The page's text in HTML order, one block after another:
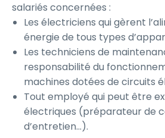
salariés concernées :
Les électriciens qui gèrent
énergie de tous types
Les techniciens de
responsabilité du
machines dotées de circuits
Tout employé qui peut être
électriques (préparateur de
d’entretien…).